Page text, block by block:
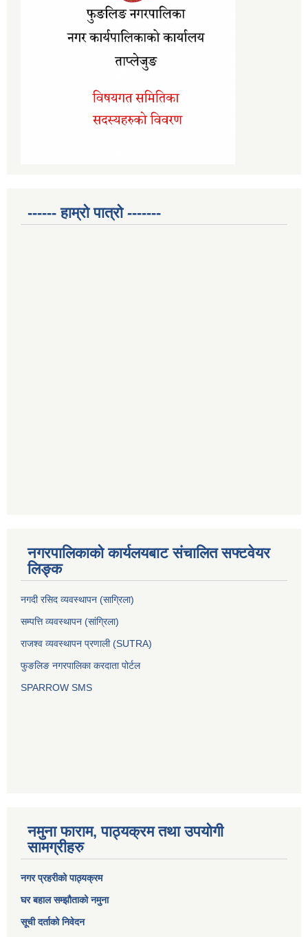
------ हाम्रो पात्रो -------
नगरपालिकाको कार्यलयबाट संचालित सफ्टवेयर
लिङ्क
नगदी रसिद व्यवस्थापन (साग्रिला)
सम्पत्ति व्यवस्थापन (सांग्रिला)
राजश्व व्यवस्थापन प्रणाली (SUTRA)
फुङलिङ नगरपालिका करदाता पोर्टल
SPARROW SMS
नमुना फाराम, पाठ्यक्रम तथा उपयोगी
सामग्रीहरु
नगर प्रहरीको पाठ्यक्रम
घर बहाल सम्झौताको नमुना
सूची दर्ताको निवेदन